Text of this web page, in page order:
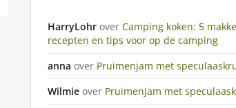
HarryLohr over Camping koken: 5
recepten en tips voor op de camping
anna over Pruimenjam met
Wilmie over Pruimenjam met